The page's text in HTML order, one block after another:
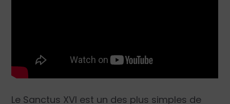
Le Sanctus XVI est un des plus simples de